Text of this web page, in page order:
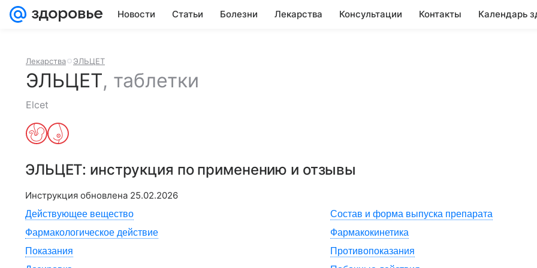
Новости Статьи Болезни Лекарства Консультации Контакты Календарь
Лекарства ЭЛЬЦЕТ
ЭЛЬЦЕТ, таблетки
Elcet
ЭЛЬЦЕТ: инструкция по применению и отзывы
Инструкция обновлена 25.02.2026
Действующее вещество
Состав и форма выпуска препарата
Фармакологическое действие
Фармакокинетика
Показания
Противопоказания